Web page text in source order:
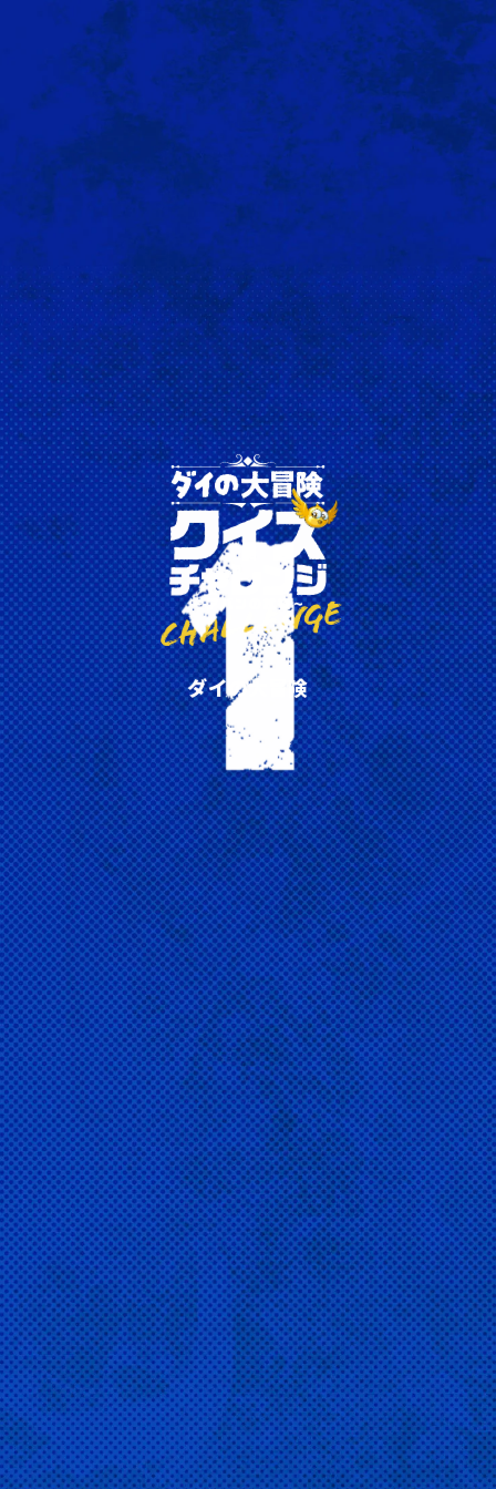
竜騎将バランが語ったダイの本当の名前はど
れ？
ディーノ デューク
ドラゴ ドレイク
1 20
ダイの大 険